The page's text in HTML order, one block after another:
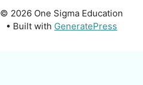
© 2026 One Sigma Education
• Built with GeneratePress